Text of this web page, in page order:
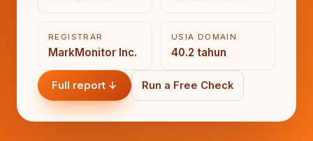
REGISTRAR
MarkMonitor Inc.
USIA DOMAIN
40.2 tahun
Full report ↓ Run a Free Check